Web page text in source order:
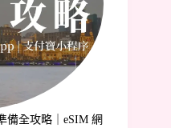
備全攻略｜eSIM 網